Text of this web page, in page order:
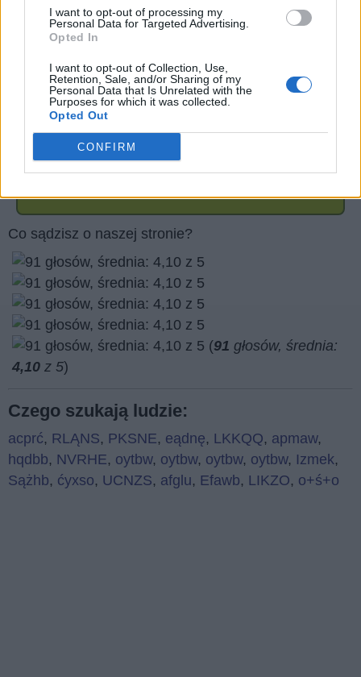
I want to opt-out of processing my
Personal Data for Targeted Advertising.
Opted In
I want to opt-out of Collection, Use,
Retention, Sale, and/or Sharing of my
Personal Data that Is Unrelated with the
Purposes for which it was collected.
Opted Out
CONFIRM
Wróć
Co sądzisz o naszej stronie?
(91 głosów, średnia:
4,10 z 5)
Czego szukają ludzie:
acprć, RLĄNS, PKSNE, eądnę, LKKQQ, apmaw,
hqdbb, NVRHE, oytbw, oytbw, oytbw, oytbw, Izmek,
Sążhb, ćyxso, UCNZS, afglu, Efawb, LIKZO, o+ś+o